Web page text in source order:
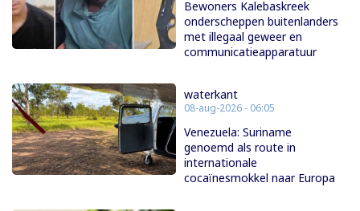
Bewoners Kalebaskreek
onderscheppen buitenlanders
met illegaal geweer en
communicatieapparatuur
waterkant
08-aug-2026 - 06:05
Venezuela: Suriname
genoemd als route in
internationale
cocaïnesmokkel naar Europa